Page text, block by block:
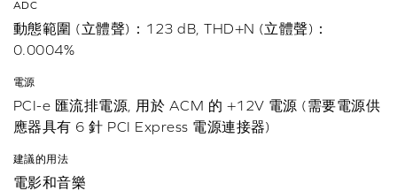
ADC
動態範圍 (立體聲)：123 dB, THD+N (立體聲)：
0.0004%
電源
PCI-e 匯流排電源, 用於 ACM 的 +12V 電源 (需要電源供
應器具有 6 針 PCI Express 電源連接器)
建議的用法
電影和音樂